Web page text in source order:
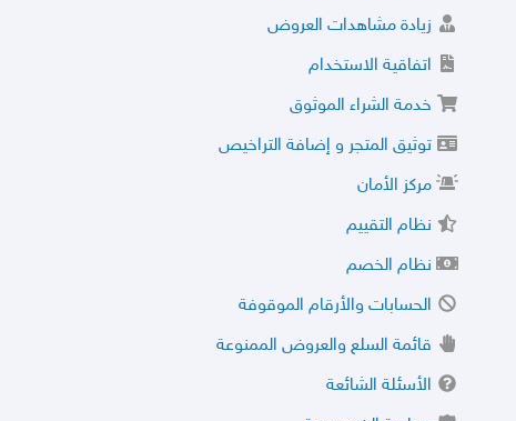
زيادة مشاهدات العروض
اتفاقية الاستخدام
خدمة الشراء الموثوق
توثيق المتجر و إضافة التراخيص
مركز الأمان
نظام التقييم
نظام الخصم
الحسابات والأرقام الموقوفة
قائمة السلع والعروض الممنوعة
الأسئلة الشائعة